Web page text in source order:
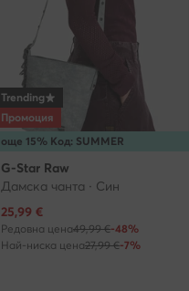
още 15% Код: SUMMER
Trending
Промоция
G-Star Raw
Дамска чанта · Син
Актуална цена
25,99 €
Редовна цена49,99 €-48%
Най-ниска цена27,99 €-7%